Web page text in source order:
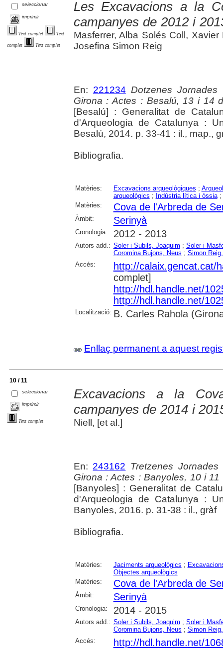
seleccionar
imprimir
Text complet Text
complet Text complet
Les Excavacions a la
campanyes de 2012 i
Masferrer, Alba Solés Coll,
Josefina Simon Reig
En: 221234 Dotzenes
Girona : Actes : Besalú, 13 i 14
[Besalú] : Generalitat de
d'Arqueologia de Catalunya :
Besalú, 2014. p. 33-41 : il., map.,
Bibliografia.
Matèries: Excavacions arqueològiques ;
arqueològics ; Indústria lítica i òssia;
Matèries:
Cova de l'Arbreda de
Àmbit: Serinyà
Cronologia: 2012 - 2013
Autors add.: Soler i Subils, Joaquim ; Soler i
Coromina Bujons, Neus ; Simon
Accés:
http://calaix.gencat.cat/
complet]
http://hdl.handle.net/
http://hdl.handle.net/
Localització: B. Carles Rahola
Enllaç permanent a aquest
10 / 11
seleccionar
imprimir
Text complet
Excavacions a la
campanyes de 2014 i
Niell, [et al.]
En: 243162 Tretzenes
Girona : Actes : Banyoles, 10 i
[Banyoles] : Generalitat de
d'Arqueologia de Catalunya :
Banyoles, 2016. p. 31-38 : il., gràf
Bibliografia.
Matèries: Jaciments arqueològics ;
Objectes arqueològics
Matèries:
Cova de l'Arbreda de
Àmbit: Serinyà
Cronologia: 2014 - 2015
Autors add.: Soler i Subils, Joaquim ; Soler i
Coromina Bujons, Neus ; Simon
Accés:
http://hdl.handle.net/